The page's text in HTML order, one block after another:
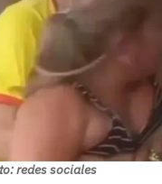
redes sociales